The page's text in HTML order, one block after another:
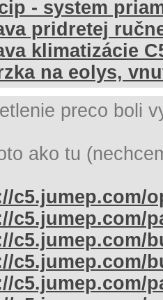
- system
pridretej
klimatizácie
na eolys,
preco boli
ako tu
c5.jumep.com/
c5.jumep.com/
c5.jumep.com/
c5.jumep.com/
c5.jumep.com/